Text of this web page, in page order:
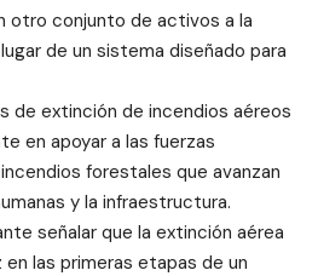
otro conjunto de activos a la
de un sistema diseñado para
de extinción de incendios aéreos
en apoyar a las fuerzas
forestales que avanzan
y la infraestructura.
señalar que la extinción aérea
las primeras etapas de un